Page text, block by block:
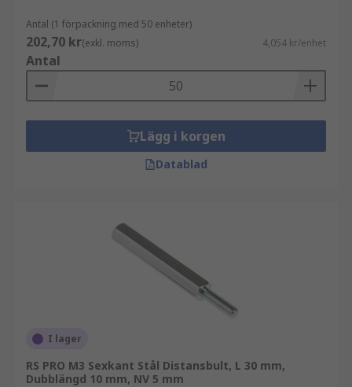
Antal (1 förpackning med 50 enheter)
202,70 kr(exkl. moms) 4,054 kr/enhet
Antal
Lägg i korgen
Datablad
I lager
RS PRO M3 Sexkant Stål Distansbult, L 30 mm,
Dubblängd 10 mm, NV 5 mm